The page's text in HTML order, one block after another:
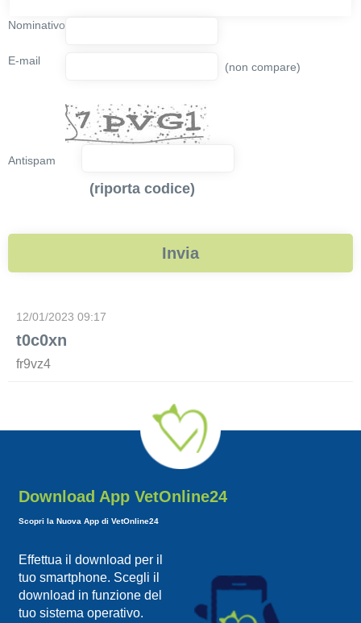
Nominativo
E-mail (non compare)
Antispam
(riporta codice)
12/01/2023 09:17
t0c0xn
fr9vz4
Download App VetOnline24
Scopri la Nuova App di VetOnline24
Effettua il download per il
tuo smartphone. Scegli il
download in funzione del
tuo sistema operativo.